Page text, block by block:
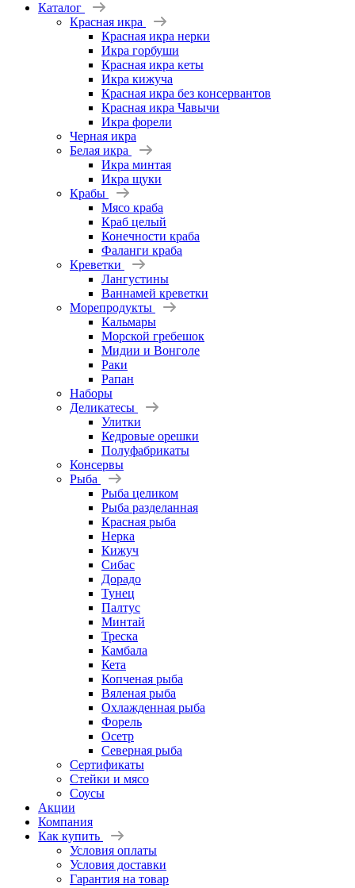
Каталог
Красная икра
Красная икра нерки
Икра горбуши
Красная икра кеты
Икра кижуча
Красная икра без консервантов
Красная икра Чавычи
Икра форели
Черная икра
Белая икра
Икра минтая
Икра щуки
Крабы
Мясо краба
Краб целый
Конечности краба
Фаланги краба
Креветки
Лангустины
Ваннамей креветки
Морепродукты
Кальмары
Морской гребешок
Мидии и Вонголе
Раки
Рапан
Наборы
Деликатесы
Улитки
Кедровые орешки
Полуфабрикаты
Консервы
Рыба
Рыба целиком
Рыба разделанная
Красная рыба
Нерка
Кижуч
Сибас
Дорадо
Тунец
Палтус
Минтай
Треска
Камбала
Кета
Копченая рыба
Вяленая рыба
Охлажденная рыба
Форель
Осетр
Северная рыба
Сертификаты
Стейки и мясо
Соусы
Акции
Компания
Как купить
Условия оплаты
Условия доставки
Гарантия на товар